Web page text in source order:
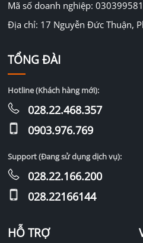
Mã số doanh nghiệp:
Địa chỉ: 17 Nguyễn Đức Thuận,
HỖ TRỢ
TỔNG ĐÀI
Hotline (Khách hàng mới):
028.22.468.357
0903.976.769
Support (Đang sử dụng dịch vụ):
028.22.166.200
028.22166144